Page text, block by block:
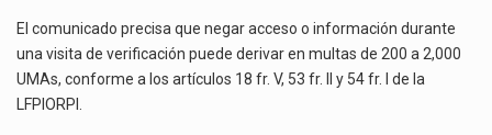
El comunicado precisa que negar acceso o información durante
una visita de verificación puede derivar en multas de 200 a 2,000
UMAs, conforme a los artículos 18 fr. V, 53 fr. II y 54 fr. I de la
LFPIORPI.